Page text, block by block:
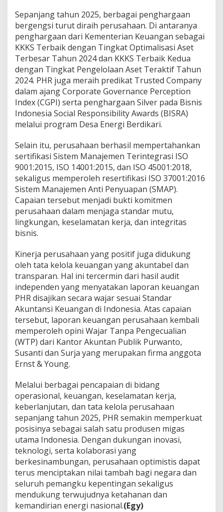
Sepanjang tahun 2025, berbagai penghargaan
bergengsi turut diraih perusahaan. Di antaranya
penghargaan dari Kementerian Keuangan sebagai
KKKS Terbaik dengan Tingkat Optimalisasi Aset
Terbesar Tahun 2024 dan KKKS Terbaik Kedua
dengan Tingkat Pengelolaan Aset Teraktif Tahun
2024. PHR juga meraih predikat Trusted Company
dalam ajang Corporate Governance Perception
Index (CGPI) serta penghargaan Silver pada Bisnis
Indonesia Social Responsibility Awards (BISRA)
melalui program Desa Energi Berdikari.
Selain itu, perusahaan berhasil mempertahankan
sertifikasi Sistem Manajemen Terintegrasi ISO
9001:2015, ISO 14001:2015, dan ISO 45001:2018,
sekaligus memperoleh resertifikasi ISO 37001:2016
Sistem Manajemen Anti Penyuapan (SMAP).
Capaian tersebut menjadi bukti komitmen
perusahaan dalam menjaga standar mutu,
lingkungan, keselamatan kerja, dan integritas
bisnis.
Kinerja perusahaan yang positif juga didukung
oleh tata kelola keuangan yang akuntabel dan
transparan. Hal ini tercermin dari hasil audit
independen yang menyatakan laporan keuangan
PHR disajikan secara wajar sesuai Standar
Akuntansi Keuangan di Indonesia. Atas capaian
tersebut, laporan keuangan perusahaan kembali
memperoleh opini Wajar Tanpa Pengecualian
(WTP) dari Kantor Akuntan Publik Purwanto,
Susanti dan Surja yang merupakan firma anggota
Ernst & Young.
Melalui berbagai pencapaian di bidang
operasional, keuangan, keselamatan kerja,
keberlanjutan, dan tata kelola perusahaan
sepanjang tahun 2025, PHR semakin memperkuat
posisinya sebagai salah satu produsen migas
utama Indonesia. Dengan dukungan inovasi,
teknologi, serta kolaborasi yang
berkesinambungan, perusahaan optimistis dapat
terus menciptakan nilai tambah bagi negara dan
seluruh pemangku kepentingan sekaligus
mendukung terwujudnya ketahanan dan
kemandirian energi nasional.(Egy)